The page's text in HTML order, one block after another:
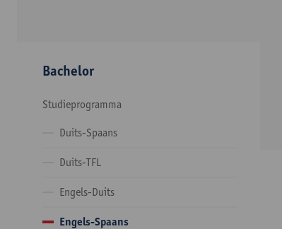
Bachelor
Studieprogramma
Duits-Spaans
Duits-TFL
Engels-Duits
Engels-Spaans